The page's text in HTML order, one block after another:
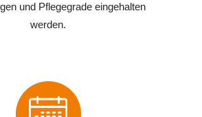
und Pflegegrade eingehalten
werden.